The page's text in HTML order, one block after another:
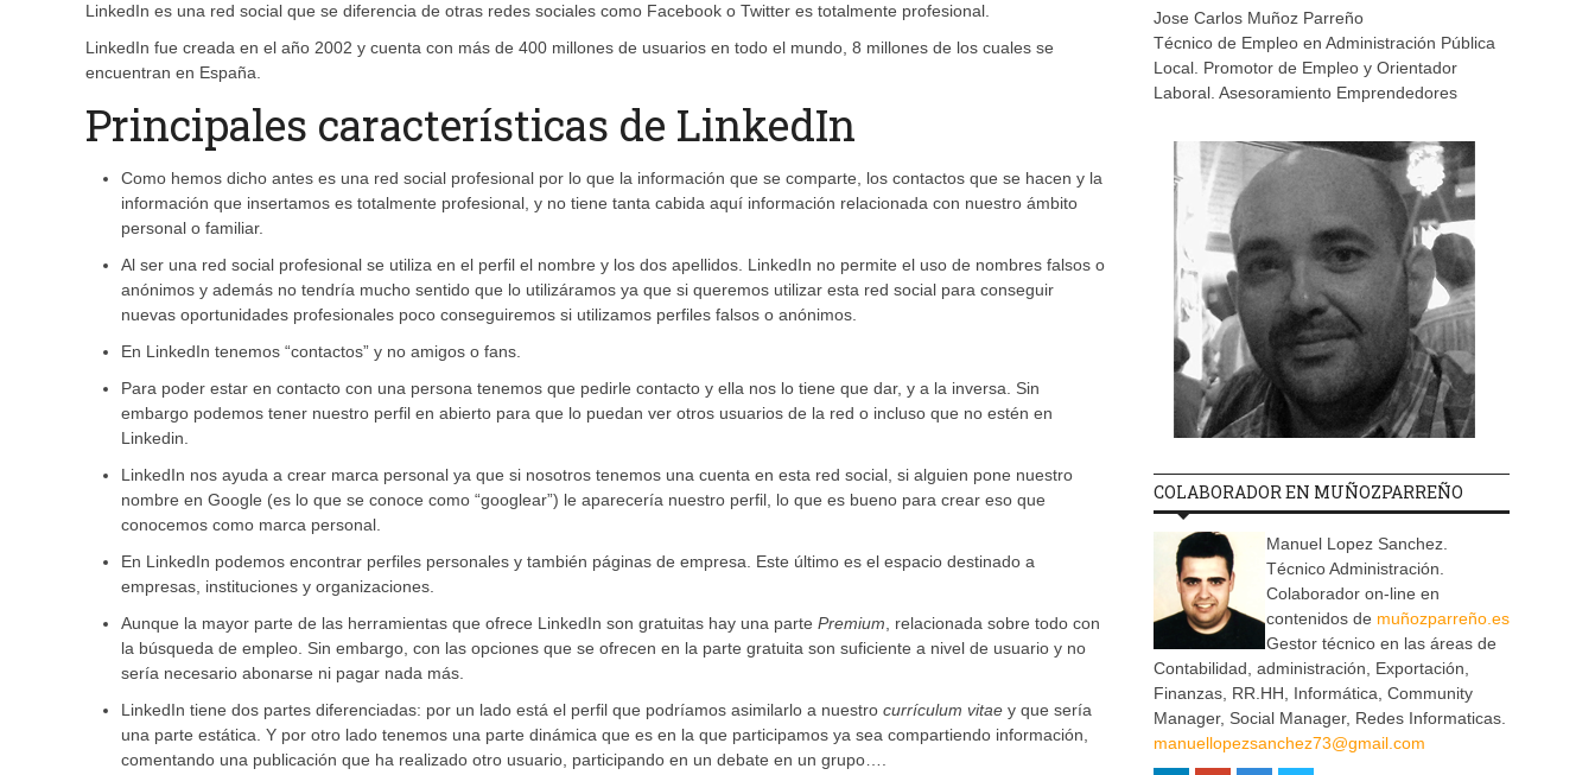
LinkedIn es una red social que se diferencia de otras redes sociales como Facebook o Twitter es totalmente profesional.
LinkedIn fue creada en el año 2002 y cuenta con más de 400 millones de usuarios en todo el mundo, 8 millones de los cuales se
encuentran en España.
Principales características de LinkedIn
Como hemos dicho antes es una red social profesional por lo que la información que se comparte, los contactos que se hacen y la
información que insertamos es totalmente profesional, y no tiene tanta cabida aquí información relacionada con nuestro ámbito
personal o familiar.
Al ser una red social profesional se utiliza en el perfil el nombre y los dos apellidos. LinkedIn no permite el uso de nombres falsos o
anónimos y además no tendría mucho sentido que lo utilizáramos ya que si queremos utilizar esta red social para conseguir
nuevas oportunidades profesionales poco conseguiremos si utilizamos perfiles falsos o anónimos.
En LinkedIn tenemos “contactos” y no amigos o fans.
Para poder estar en contacto con una persona tenemos que pedirle contacto y ella nos lo tiene que dar, y a la inversa. Sin
embargo podemos tener nuestro perfil en abierto para que lo puedan ver otros usuarios de la red o incluso que no estén en
Linkedin.
LinkedIn nos ayuda a crear marca personal ya que si nosotros tenemos una cuenta en esta red social, si alguien pone nuestro
nombre en Google (es lo que se conoce como “googlear”) le aparecería nuestro perfil, lo que es bueno para crear eso que
conocemos como marca personal.
En LinkedIn podemos encontrar perfiles personales y también páginas de empresa. Este último es el espacio destinado a
empresas, instituciones y organizaciones.
Aunque la mayor parte de las herramientas que ofrece LinkedIn son gratuitas hay una parte Premium, relacionada sobre todo con
la búsqueda de empleo. Sin embargo, con las opciones que se ofrecen en la parte gratuita son suficiente a nivel de usuario y no
sería necesario abonarse ni pagar nada más.
LinkedIn tiene dos partes diferenciadas: por un lado está el perfil que podríamos asimilarlo a nuestro currículum vitae y que sería
una parte estática. Y por otro lado tenemos una parte dinámica que es en la que participamos ya sea compartiendo información,
comentando una publicación que ha realizado otro usuario, participando en un debate en un grupo….
Jose Carlos Muñoz Parreño
Técnico de Empleo en Administración Pública
Local. Promotor de Empleo y Orientador
Laboral. Asesoramiento Emprendedores
COLABORADOR EN MUÑOZPARREÑO
Manuel Lopez Sanchez.
Técnico Administración.
Colaborador on-line en
contenidos de muñozparreño.es
Gestor técnico en las áreas de
Contabilidad, administración, Exportación,
Finanzas, RR.HH, Informática, Community
Manager, Social Manager, Redes Informaticas.
manuellopezsanchez73@gmail.com